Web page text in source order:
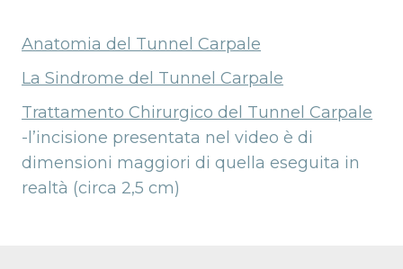
Anatomia del Tunnel Carpale
La Sindrome del Tunnel Carpale
Trattamento Chirurgico del Tunnel Carpale
-l’incisione presentata nel video è di
dimensioni maggiori di quella eseguita in
realtà (circa 2,5 cm)